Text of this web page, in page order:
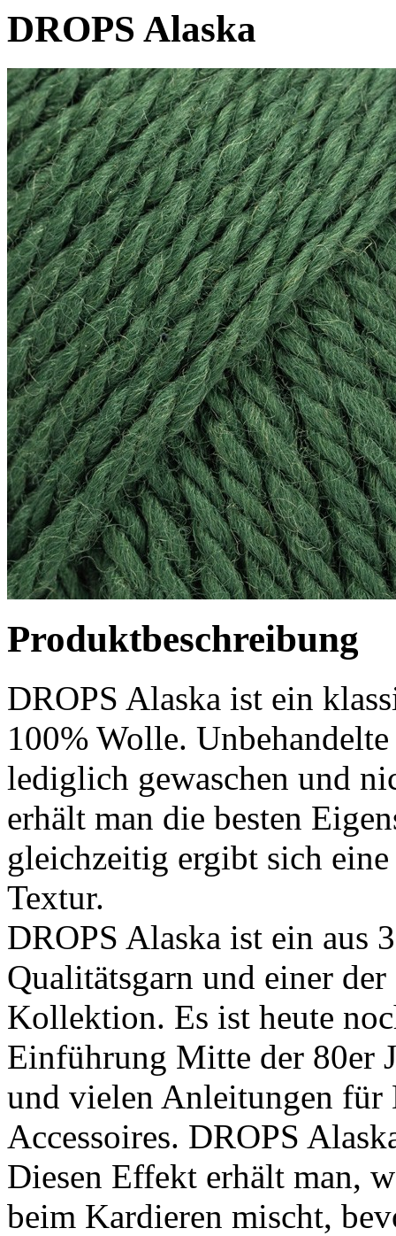
DROPS Alaska
Produktbeschreibung
DROPS Alaska ist ein
100% Wolle.
lediglich gewaschen und
erhält man die besten
gleichzeitig ergibt sich
Textur.
DROPS Alaska ist ein aus
Qualitätsgarn und einer
Kollektion. Es ist heute
Einführung Mitte der 80er
und vielen Anleitungen für
Accessoires. DROPS
Diesen Effekt erhält man,
beim Kardieren mischt,